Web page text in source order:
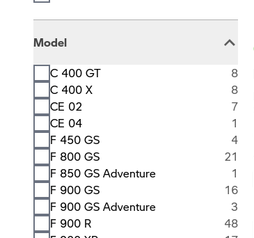
Model
C 400 GT
8
C 400 X
8
CE 02
7
CE 04
1
F 450 GS
4
F 800 GS
21
F 850 GS Adventure
1
F 900 GS
16
F 900 GS Adventure
3
F 900 R
48